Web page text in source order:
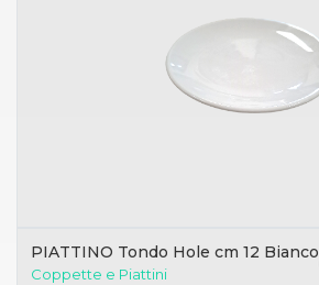
PIATTINO Tondo Hole cm 12 Bianco
Coppette e Piattini